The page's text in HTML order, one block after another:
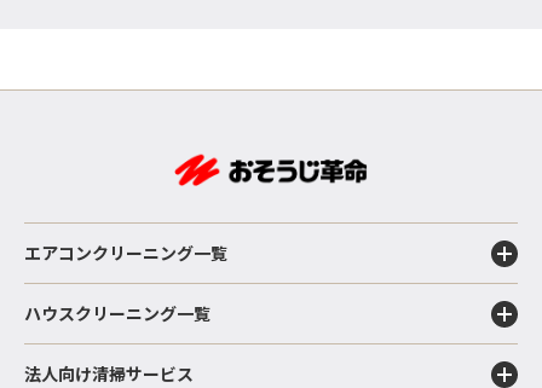
エアコンクリーニング一覧
ハウスクリーニング一覧
法人向け清掃サービス